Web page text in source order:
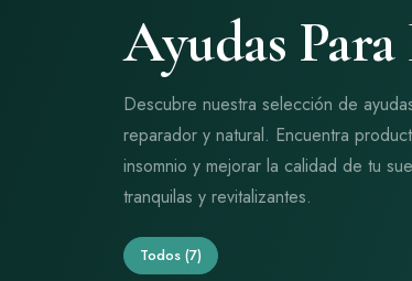
Ayudas
Descubre nuestra selección de
reparador y natural. Encuentra
insomnio y mejorar la calidad de tu
tranquilas y revitalizantes.
Todos (7)